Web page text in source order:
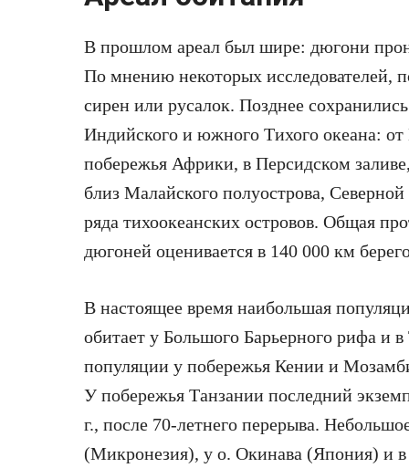
В прошлом ареал был шире: дюгони
По мнению некоторых исследователей,
сирен или русалок. Позднее
Индийского и южного Тихого океана: от
побережья Африки, в Персидском
близ Малайского полуострова,
ряда тихоокеанских островов. Общая
дюгоней оценивается в 140 000 км
В настоящее время наибольшая
обитает у Большого Барьерного рифа и
популяции у побережья Кении и
У побережья Танзании последний
г., после 70-летнего перерыва.
(Микронезия), у о. Окинава (Япония) и